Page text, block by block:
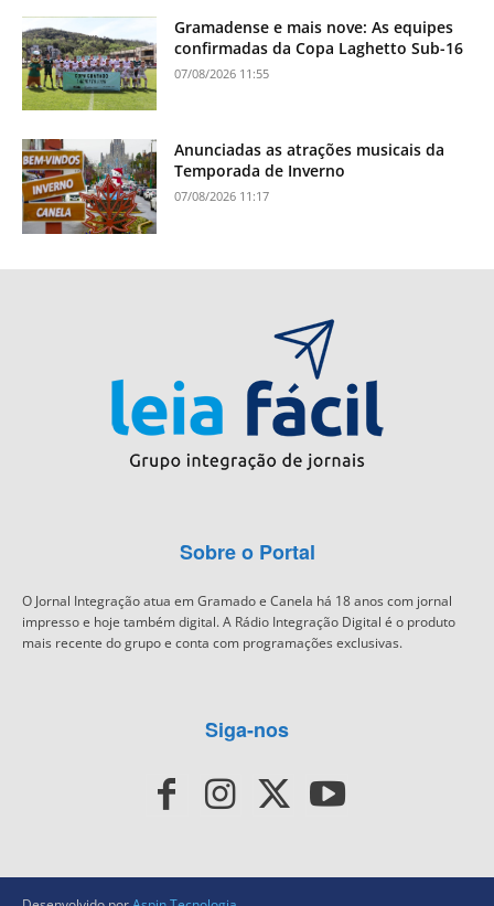
Gramadense e mais nove: As equipes
confirmadas da Copa Laghetto Sub-16
07/08/2026 11:55
Anunciadas as atrações musicais da
Temporada de Inverno
07/08/2026 11:17
Sobre o Portal
O Jornal Integração atua em Gramado e Canela há 18 anos com jornal
impresso e hoje também digital. A Rádio Integração Digital é o produto
mais recente do grupo e conta com programações exclusivas.
Siga-nos